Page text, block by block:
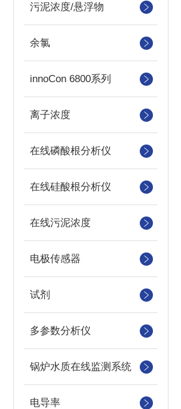
污泥浓度/悬浮物
余氯
innoCon 6800系列
离子浓度
在线磷酸根分析仪
在线硅酸根分析仪
在线污泥浓度
电极传感器
试剂
多参数分析仪
锅炉水质在线监测系统
电导率